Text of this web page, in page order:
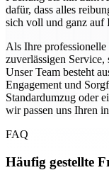
dafür, dass alles
sich voll und ganz auf
Als Ihre
zuverlässigen Service,
Unser Team besteht
Engagement und
Standardumzug oder
wir passen uns Ihren
FAQ
Häufig gestellte